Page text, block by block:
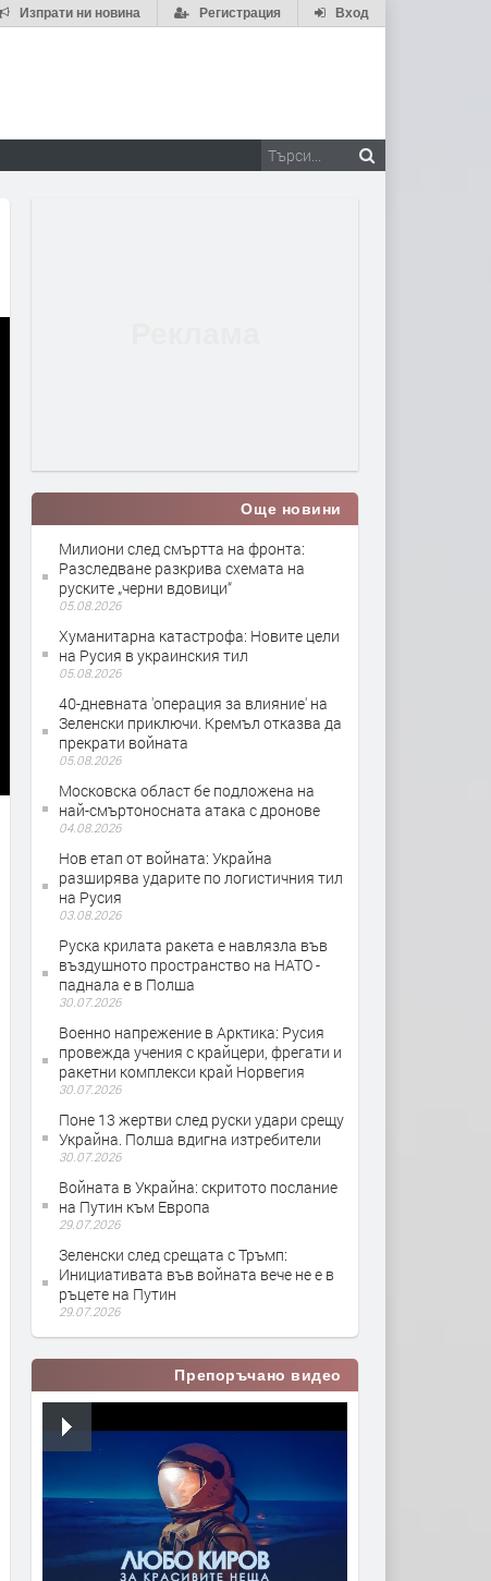
Вход
Регистрация
Изпрати ни новина
Още новини
Милиони след смъртта на фронта:
Разследване разкрива схемата на
руските „черни вдовици“
05.08.2026
Хуманитарна катастрофа: Новите цели
на Русия в украинския тил
05.08.2026
40-дневната 'операция за влияние' на
Зеленски приключи. Кремъл отказва да
прекрати войната
05.08.2026
Московска област бе подложена на
най-смъртоносната атака с дронове
04.08.2026
Нов етап от войната: Украйна
разширява ударите по логистичния тил
на Русия
03.08.2026
Руска крилата ракета е навлязла във
въздушното пространство на НАТО -
паднала е в Полша
30.07.2026
Военно напрежение в Арктика: Русия
провежда учения с крайцери, фрегати и
ракетни комплекси край Норвегия
30.07.2026
Поне 13 жертви след руски удари срещу
Украйна. Полша вдигна изтребители
30.07.2026
Войната в Украйна: скритото послание
на Путин към Европа
29.07.2026
Зеленски след срещата с Тръмп:
Инициативата във войната вече не е в
ръцете на Путин
29.07.2026
Препоръчано видео